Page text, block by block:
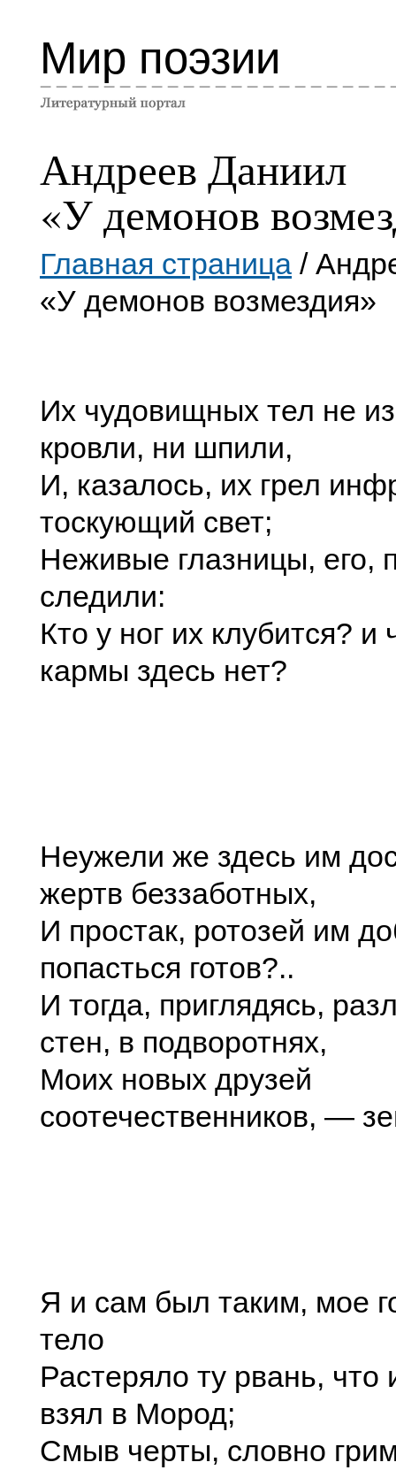
Мир поэзии
Андреев Даниил
«У демонов
Главная страница /
«У демонов возмездия»
Их чудовищных тел не
кровли, ни шпили,
И, казалось, их грел
тоскующий свет;
Неживые глазницы, его,
следили:
Кто у ног их клубится?
кармы здесь нет?
Неужели же здесь им
жертв беззаботных,
И простак, ротозей им
попасться готов?..
И тогда, приглядясь,
стен, в подворотнях,
Моих новых друзей
соотечественников, —
Я и сам был таким, мое
тело
Растеряло ту рвань, что
взял в Мород;
Смыв черты, словно